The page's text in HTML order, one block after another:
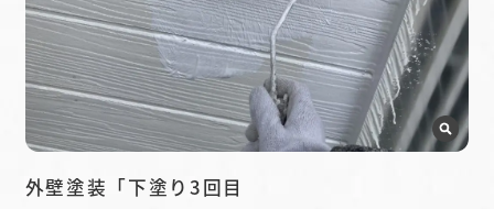
外壁塗装「下塗り3回目